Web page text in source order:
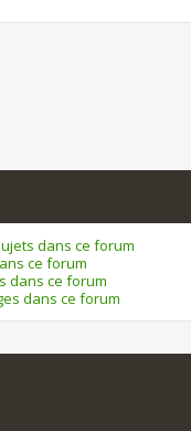
dans ce forum
ce forum
dans ce forum
dans ce forum